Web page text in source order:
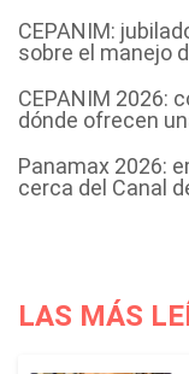
CEPANIM:
sobre el manejo
CEPANIM 2026:
dónde ofrecen
Panamax 2026:
cerca del Canal
LAS MÁS